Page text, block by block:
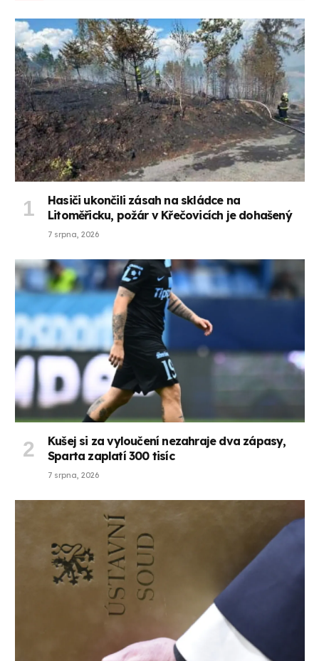
Hasiči ukončili zásah na skládce na
Litoměřicku, požár v Křečovicích je dohašený
7 srpna, 2026
Kušej si za vyloučení nezahraje dva zápasy,
Sparta zaplatí 300 tisíc
7 srpna, 2026